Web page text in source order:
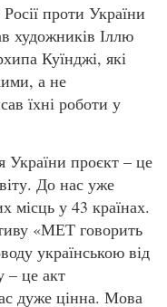
проти України
художників Іллю
Куїнджі, які
а не
їхні роботи у
проєкт – це
До нас уже
місць у 43 країнах.
«МЕТ говорить
українською від
– це акт
дуже цінна. Мова